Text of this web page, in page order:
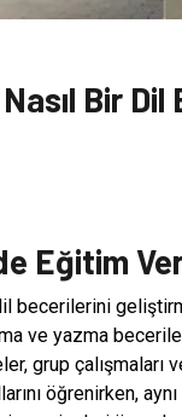
Bir Dil
Eğitim
becerilerini
ve yazma
grup çalışmaları
öğrenirken,